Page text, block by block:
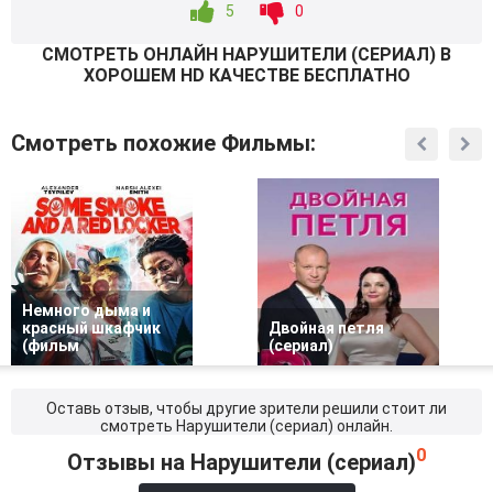
5 0
СМОТРEТЬ ОНЛАЙН НАРУШИТЕЛИ (СЕРИАЛ) В
ХОРОШЕМ HD КАЧЕСТВЕ БЕСПЛАТНО
Смотреть похожие Фильмы:
Немного дыма и
красный шкафчик
(фильм
Двойная петля
(сериал)
Оставь отзыв, чтобы другие зрители решили стоит ли
смотреть Нарушители (сериал) онлайн.
Отзывы на Нарушители (сериал)0